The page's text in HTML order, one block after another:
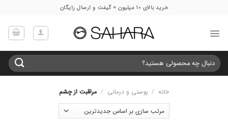
خرید بالای 10 میلیون = گیفت و ارسال رایگان
جستجو
برای:
خانه / پوستی و درمانی / مراقبت از چشم